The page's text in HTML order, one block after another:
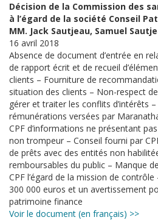
Décision de la Commission des
à l’égard de la société Conseil
MM. Jack Sautjeau, Samuel
16 avril 2018
Absence de document d’entrée en
de rapport écrit et de recueil
clients – Fourniture de
situation des clients – Non-respect
gérer et traiter les conflits d’intérêts
rémunérations versées par
CPF d’informations ne présentant
non trompeur – Conseil fourni par
de prêts avec des entités non
remboursables du public – Manque
CPF l’égard de la mission de
300 000 euros et un avertissement
patrimoine finance
Voir le document (en français) >>